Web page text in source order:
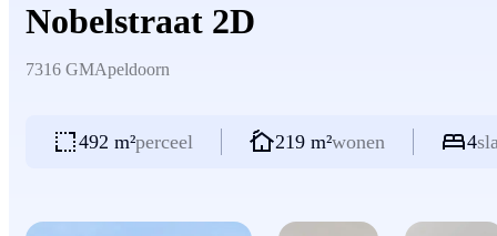
Nobelstraat 2D
7316 GMApeldoorn
492 m²perceel 219 m²wonen 4